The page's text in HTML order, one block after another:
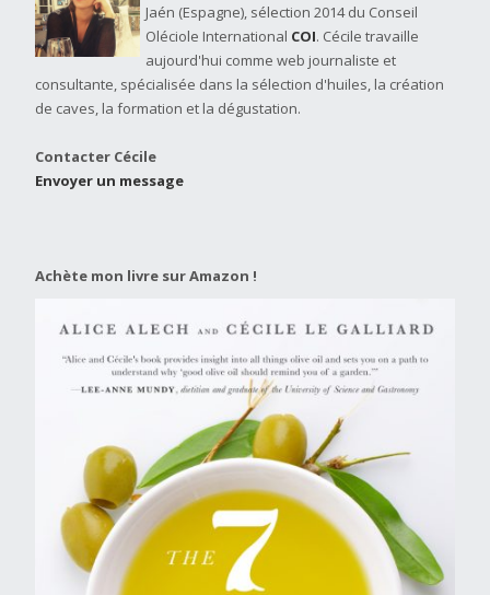
Jaén (Espagne), sélection 2014 du Conseil
Oléciole International COI. Cécile travaille
aujourd'hui comme web journaliste et
consultante, spécialisée dans la sélection d'huiles, la création
de caves, la formation et la dégustation.
Contacter Cécile
Envoyer un message
Achète mon livre sur Amazon !